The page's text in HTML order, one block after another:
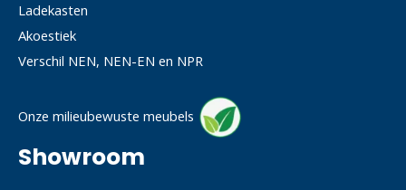
Ladekasten
Akoestiek
Verschil NEN, NEN-EN en NPR
Onze milieubewuste meubels
Showroom